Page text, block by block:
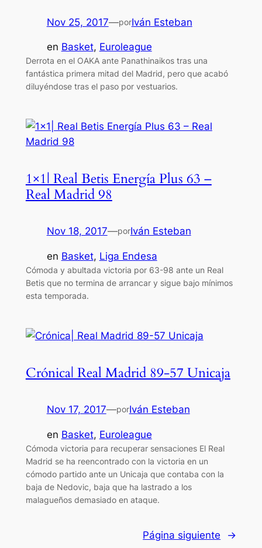
Nov 25, 2017—porIván Esteban
en Basket, Euroleague
Derrota en el OAKA ante Panathinaikos tras una
fantástica primera mitad del Madrid, pero que acabó
diluyéndose tras el paso por vestuarios.
1×1| Real Betis Energía Plus 63 –
Real Madrid 98
Nov 18, 2017—porIván Esteban
en Basket, Liga Endesa
Cómoda y abultada victoria por 63-98 ante un Real
Betis que no termina de arrancar y sigue bajo mínimos
esta temporada.
Crónica| Real Madrid 89-57 Unicaja
Nov 17, 2017—porIván Esteban
en Basket, Euroleague
Cómoda victoria para recuperar sensaciones El Real
Madrid se ha reencontrado con la victoria en un
cómodo partido ante un Unicaja que contaba con la
baja de Nedovic, baja que ha lastrado a los
malagueños demasiado en ataque.
Página siguiente →